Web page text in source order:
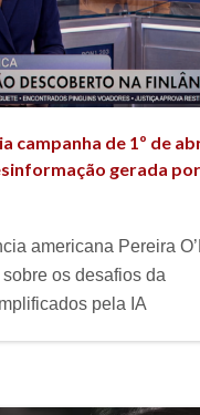
campanha de 1º de
gerada
americana Pereira
os desafios da
pela IA